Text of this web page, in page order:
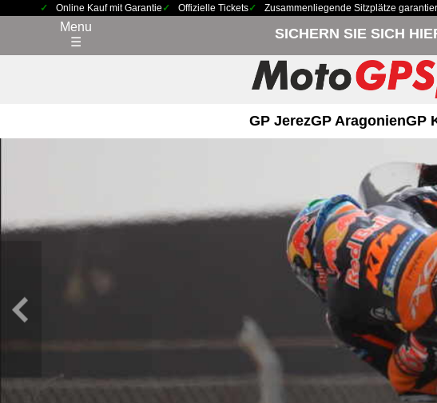
Online Kauf mit Garantie Offizielle Tickets Zusammenliegende Sitzplätze
Menu
☰
SICHERN SIE SICH
GP JerezGP AragonienGP